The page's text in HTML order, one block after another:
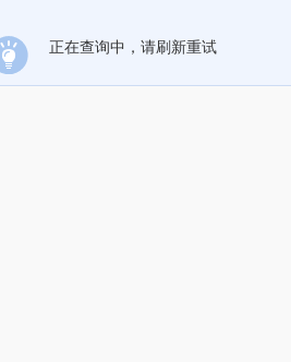
正在查询中，请刷新重试